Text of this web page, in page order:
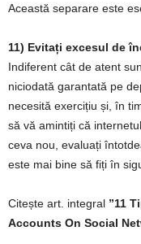
Această separare este
11) Evitați excesul de
Indiferent cât de atent
niciodată garantată pe
necesită exercițiu și, în
să vă amintiți că
ceva nou, evaluați
este mai bine să fiți în
Citește art. integral ”11
Accounts On Social